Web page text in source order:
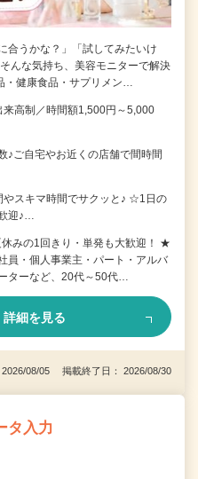
合うかな？」「試してみたいけ
んな気持ち、美容モニターで解決
・健康食品・サプリメン…
高制／時間額1,500円～5,000
ご自宅やお近くの店舗で間時間
やスキマ時間でサクッと♪ ☆1日の
迎♪…
みの1回きり・単発も大歓迎！ ★
員・個人事業主・パート・アルバ
ターなど、20代～50代…
詳細を見る
2026/08/05 掲載終了日： 2026/08/30
タ入力